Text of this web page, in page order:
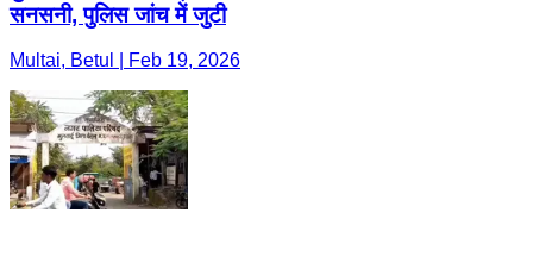
सनसनी, पुलिस जांच में जुटी
Multai, Betul | Feb 19, 2026